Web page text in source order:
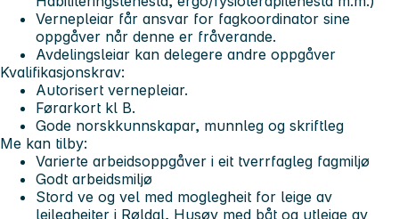
Vernepleiar får ansvar for fagkoordinator sine
oppgåver når denne er fråverande.
Avdelingsleiar kan delegere andre oppgåver
Kvalifikasjonskrav:
Autorisert vernepleiar.
Førarkort kl B.
Gode norskkunnskapar, munnleg og skriftleg
Me kan tilby:
Varierte arbeidsoppgåver i eit tverrfagleg fagmiljø
Godt arbeidsmiljø
Stord ve og vel med moglegheit for leige av
leilegheiter i Røldal, Husøy med båt og utleige av